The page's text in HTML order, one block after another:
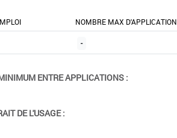
NOMBRE MAX D'APPLICATION
-
ENTRE APPLICATIONS :
DE L'USAGE :